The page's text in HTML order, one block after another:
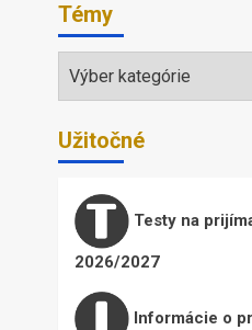
Témy
Témy
Užitočné
Testy na
2026/2027
Informácie o